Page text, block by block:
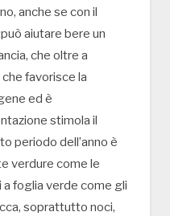
anche se con il
aiutare bere un
che oltre a
favorisce la
ed è
stimola il
periodo dell’anno è
verdure come le
foglia verde come gli
soprattutto noci,